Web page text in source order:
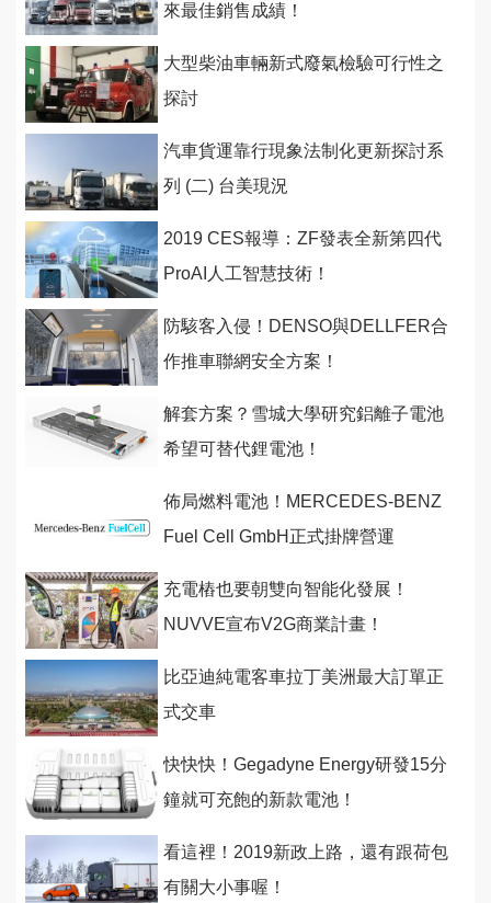
來最佳銷售成績！
大型柴油車輛新式廢氣檢驗可行性之
探討
汽車貨運靠行現象法制化更新探討系
列 (二) 台美現況
2019 CES報導：ZF發表全新第四代
ProAI人工智慧技術！
防駭客入侵！DENSO與DELLFER合
作推車聯網安全方案！
解套方案？雪城大學研究鋁離子電池
希望可替代鋰電池！
佈局燃料電池！MERCEDES-BENZ
Fuel Cell GmbH正式掛牌營運
充電樁也要朝雙向智能化發展！
NUVVE宣布V2G商業計畫！
比亞迪純電客車拉丁美洲最大訂單正
式交車
快快快！Gegadyne Energy研發15分
鐘就可充飽的新款電池！
看這裡！2019新政上路，還有跟荷包
有關大小事喔！